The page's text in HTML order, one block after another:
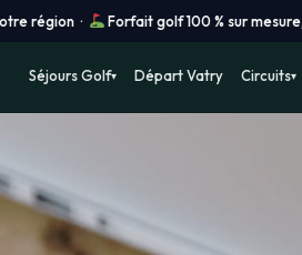
100 % sur mesure, tout inclus · Prix vols
Séjours Golf▾ Départ Vatry Circuits▾